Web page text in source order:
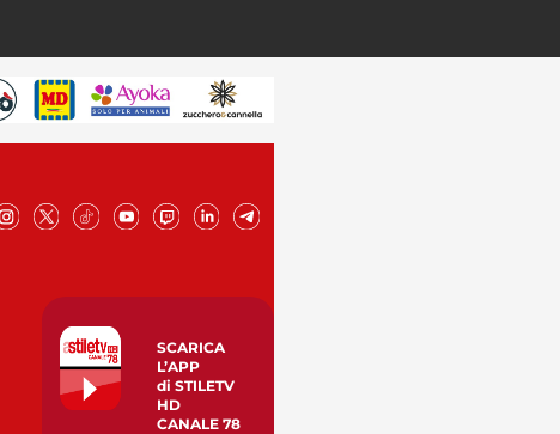
SCARICA
L’APP
di STILETV
HD
CANALE 78